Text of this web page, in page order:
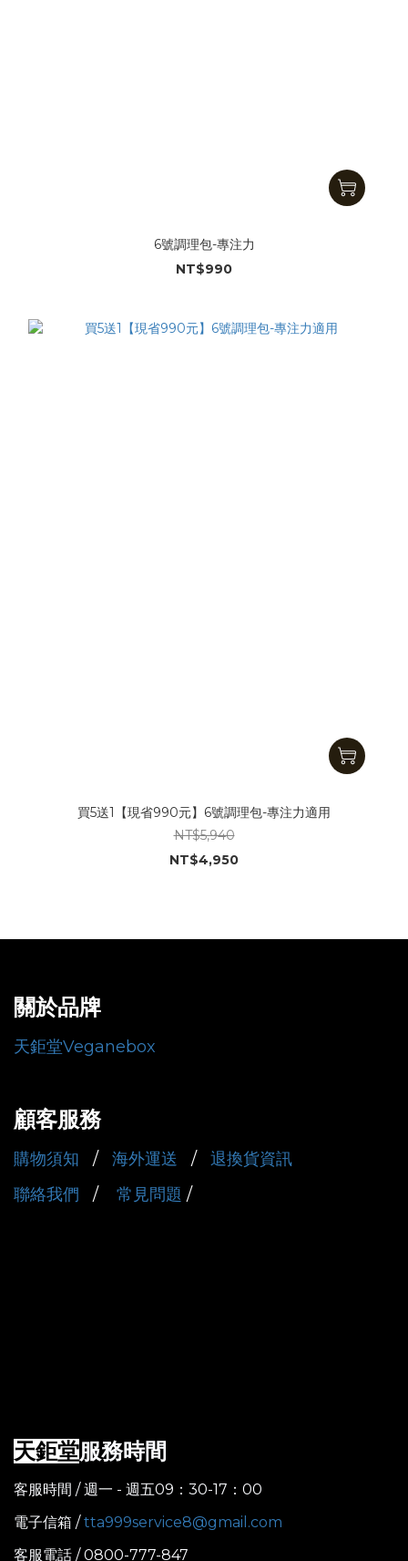
6號調理包-專注力
NT$990
買5送1【現省990元】6號調理包-專注力適用
NT$5,940
NT$4,950
關於品牌
天鉅堂Veganebox
顧客服務
購物須知 / 海外運送 / 退換貨資訊
聯絡我們
/ 常見問題 /
天鉅堂服務時間
客服時間 / 週一 - 週五09：30-17：00
電子信箱 /tta999service8@gmail.com
客服電話 / 0800-777-847